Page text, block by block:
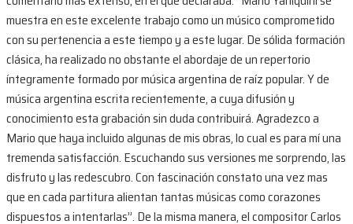
muestra en este excelente trabajo como un músico comprometido
con su pertenencia a este tiempo y a este lugar. De sólida formación
clásica, ha realizado no obstante el abordaje de un repertorio
íntegramente formado por música argentina de raíz popular. Y de
música argentina escrita recientemente, a cuya difusión y
conocimiento esta grabación sin duda contribuirá. Agradezco a
Mario que haya incluido algunas de mis obras, lo cual es para mí una
tremenda satisfacción. Escuchando sus versiones me sorprendo, las
disfruto y las redescubro. Con fascinación constato una vez mas
que en cada partitura alientan tantas músicas como corazones
dispuestos a intentarlas”. De la misma manera, el compositor Carlos